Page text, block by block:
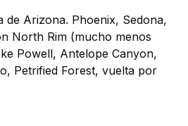
de Arizona. Phoenix, Sedona,
North Rim (mucho menos
Powell, Antelope Canyon,
Petrified Forest, vuelta por